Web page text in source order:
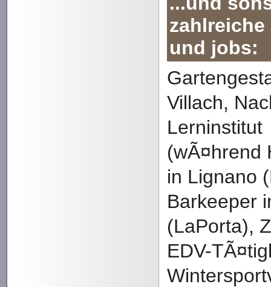
und jobs:
Villach,
Lerninstitut
(wÃ¤hrend
in Lignano
Barkeeper
(LaPorta),
EDV-